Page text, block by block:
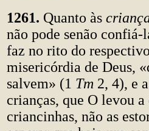
1261. Quanto às
não pode senão
faz no rito do
misericórdia de Deus,
salvem» (1 Tm 2, 4), e
crianças, que O levou
criancinhas, não as